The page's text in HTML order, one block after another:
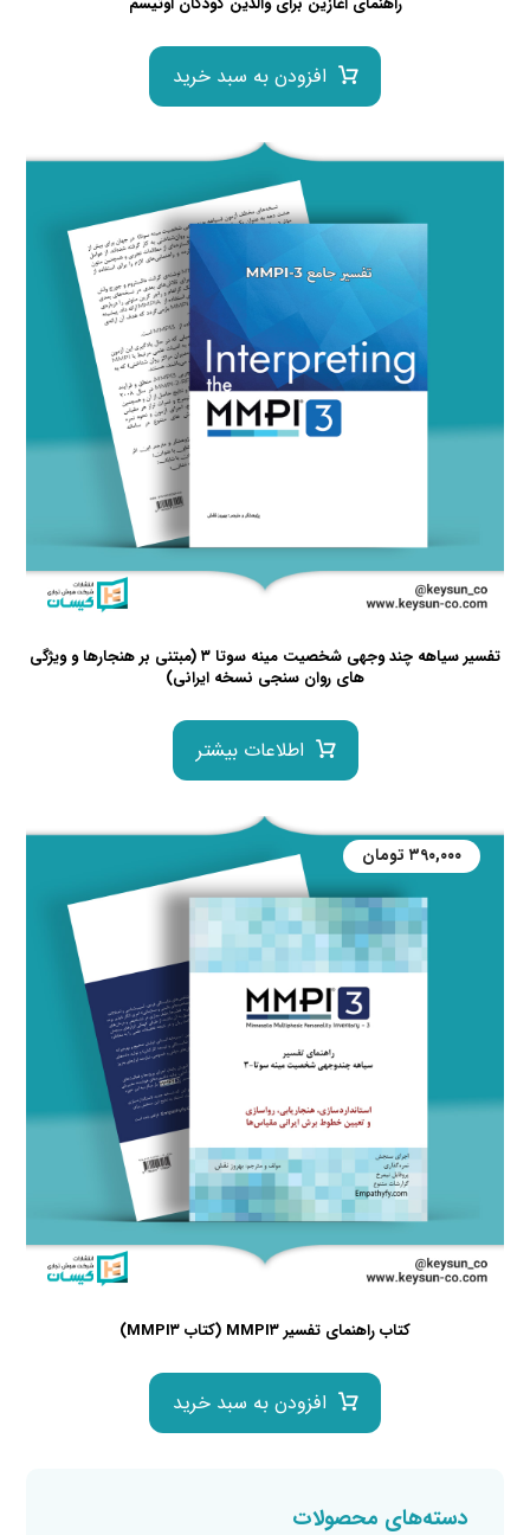
افزودن به سبد خرید
تفسیر سیاهه چند وجهی شخصیت مینه سوتا ۳ (مبتنی بر هنجارها و ویژگی
های روان سنجی نسخه ایرانی)
اطلاعات بیشتر
کتاب راهنمای تفسیر MMPI۳ (کتاب MMPI۳)
۳۹۰,۰۰۰ تومان
افزودن به سبد خرید
دسته‌های محصولات